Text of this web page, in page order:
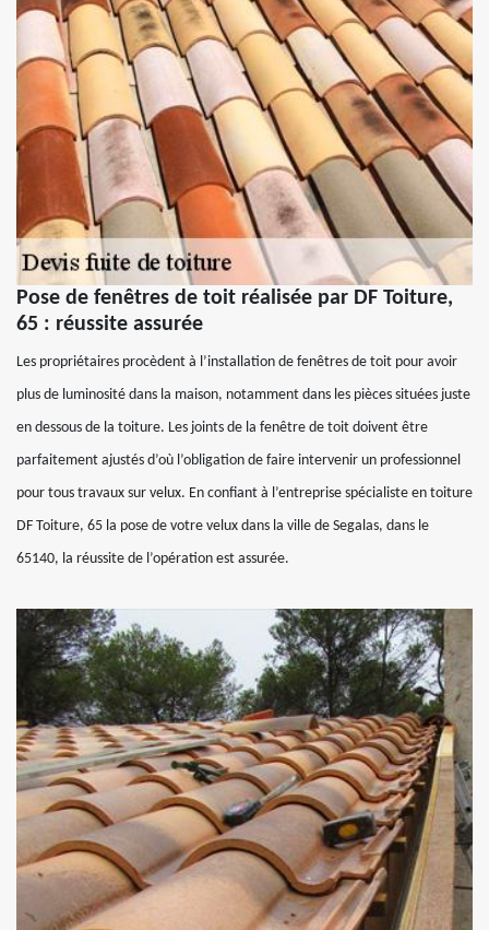
Pose de fenêtres de toit réalisée par DF Toiture,
65 : réussite assurée
Les propriétaires procèdent à l’installation de fenêtres de toit pour avoir
plus de luminosité dans la maison, notamment dans les pièces situées juste
en dessous de la toiture. Les joints de la fenêtre de toit doivent être
parfaitement ajustés d’où l’obligation de faire intervenir un professionnel
pour tous travaux sur velux. En confiant à l’entreprise spécialiste en toiture
DF Toiture, 65 la pose de votre velux dans la ville de Segalas, dans le
65140, la réussite de l’opération est assurée.